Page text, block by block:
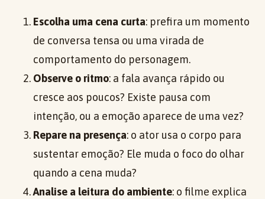
Escolha uma cena curta: prefira um momento
de conversa tensa ou uma virada de
comportamento do personagem.
Observe o ritmo: a fala avança rápido ou
cresce aos poucos? Existe pausa com
intenção, ou a emoção aparece de uma vez?
Repare na presença: o ator usa o corpo para
sustentar emoção? Ele muda o foco do olhar
quando a cena muda?
Analise a leitura do ambiente: o filme explica